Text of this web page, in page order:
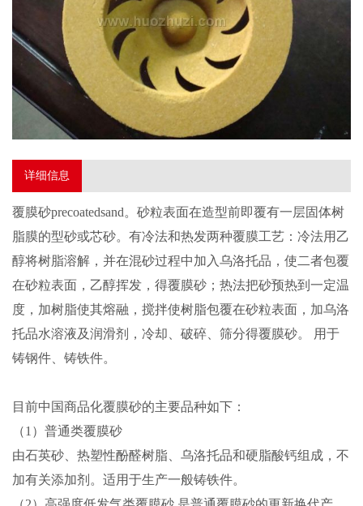
详细信息
覆膜砂precoatedsand。砂粒表面在造型前即覆有一层固体树
脂膜的型砂或芯砂。有冷法和热发两种覆膜工艺：冷法用乙
醇将树脂溶解，并在混砂过程中加入乌洛托品，使二者包覆
在砂粒表面，乙醇挥发，得覆膜砂；热法把砂预热到一定温
度，加树脂使其熔融，搅拌使树脂包覆在砂粒表面，加乌洛
托品水溶液及润滑剂，冷却、破碎、筛分得覆膜砂。 用于
铸钢件、铸铁件。
目前中国商品化覆膜砂的主要品种如下：
（1）普通类覆膜砂
由石英砂、热塑性酚醛树脂、乌洛托品和硬脂酸钙组成，不
加有关添加剂。适用于生产一般铸铁件。